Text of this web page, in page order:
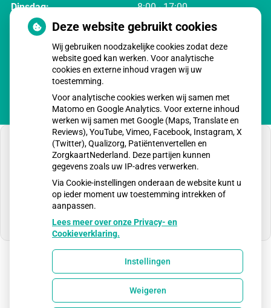
Dinsdag:
8:00 - 17:00
Woensdag:
8:00 - 17:00
Donderdag:
8:00 - 17:00
U heeft geen toestemming gegeven voor
externe inhoud die nodig is om dit te zien.
Cookie-instellingen wijzigen
Uw Zorg Online
Deze website gebruikt cookies
Wij gebruiken noodzakelijke cookies zodat deze
website goed kan werken. Voor analytische
cookies en externe inhoud vragen wij uw
toestemming.
Voor analytische cookies werken wij samen met
Matomo en Google Analytics. Voor externe inhoud
werken wij samen met Google (Maps, Translate en
Reviews), YouTube, Vimeo, Facebook, Instagram, X
(Twitter), Qualizorg, Patiëntenvertellen en
ZorgkaartNederland. Deze partijen kunnen
gegevens zoals uw IP-adres verwerken.
Via Cookie-instellingen onderaan de website kunt u
op ieder moment uw toestemming intrekken of
aanpassen.
Lees meer over onze Privacy- en
Cookieverklaring.
Instellingen
Weigeren